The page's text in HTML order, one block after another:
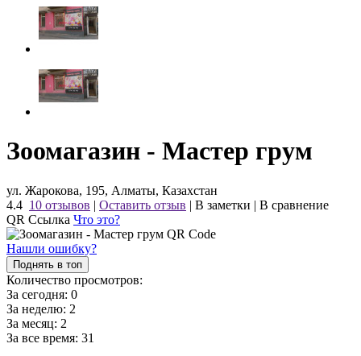
Зоомагазин - Мастер грум
ул. Жарокова, 195, Алматы, Казахстан
4.4 10 отзывов | Оставить отзыв | В заметки | В сравнение
QR Ссылка Что это?
Нашли ошибку?
Поднять в топ
Количество просмотров:
За сегодня: 0
За неделю: 2
За месяц: 2
За все время: 31